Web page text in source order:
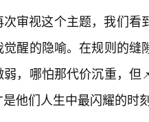
次审视这个主题，我们
醒的隐喻。在规则的
弱，哪怕那代价沉重，
他们人生中最闪耀的时